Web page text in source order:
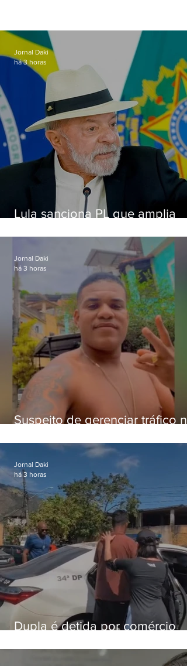
Lula sanciona PL que amplia
crianças
Jornal Daki
há 3 horas
Suspeito de gerenciar tráfico na
foragido
Jornal Daki
há 3 horas
Dupla é detida por comércio
Bangu
Jornal Daki
há 3 horas